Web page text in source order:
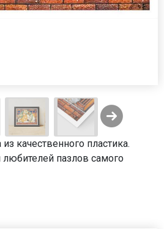
качественного пластика.
пазлов самого